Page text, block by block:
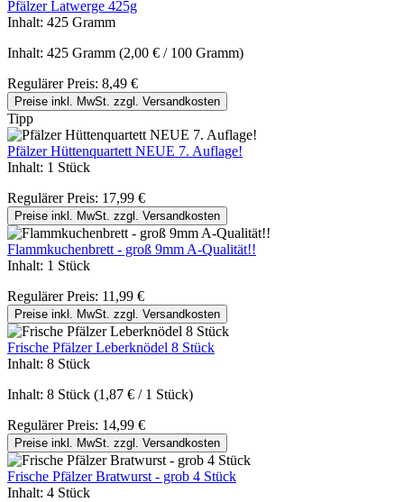
Pfälzer Latwerge 425g
Inhalt: 425 Gramm
Inhalt: 425 Gramm (2,00 € / 100 Gramm)
Regulärer Preis: 8,49 €
Preise inkl. MwSt. zzgl. Versandkosten
Tipp
Pfälzer Hüttenquartett NEUE 7. Auflage!
Inhalt: 1 Stück
Regulärer Preis: 17,99 €
Preise inkl. MwSt. zzgl. Versandkosten
Flammkuchenbrett - groß 9mm A-Qualität!!
Inhalt: 1 Stück
Regulärer Preis: 11,99 €
Preise inkl. MwSt. zzgl. Versandkosten
Frische Pfälzer Leberknödel 8 Stück
Inhalt: 8 Stück
Inhalt: 8 Stück (1,87 € / 1 Stück)
Regulärer Preis: 14,99 €
Preise inkl. MwSt. zzgl. Versandkosten
Frische Pfälzer Bratwurst - grob 4 Stück
Inhalt: 4 Stück